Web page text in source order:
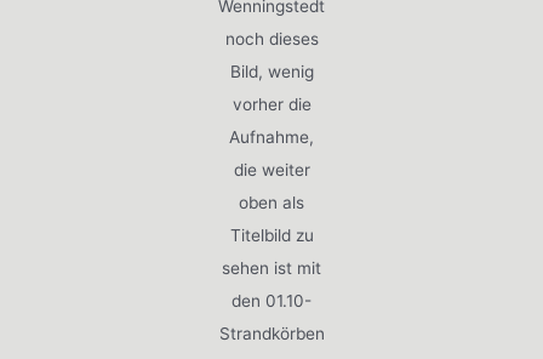
Wenningstedt
noch dieses
Bild, wenig
vorher die
Aufnahme,
die weiter
oben als
Titelbild zu
sehen ist mit
den 01.10-
Strandkörben